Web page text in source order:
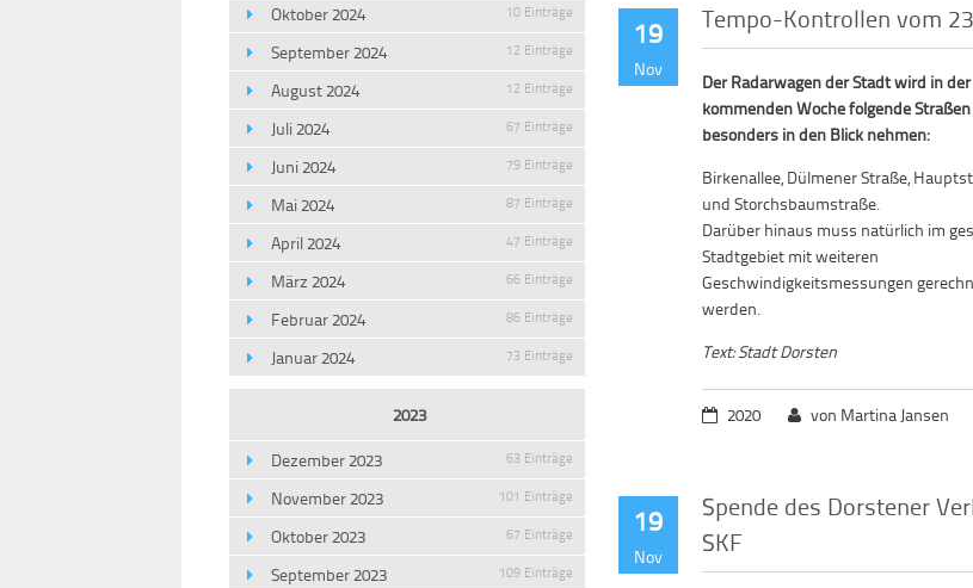
19
Nov
Tempo-Kontrollen vom
Der Radarwagen der Stadt wird in der
kommenden Woche folgende Straßen
besonders in den Blick nehmen:
Birkenallee, Dülmener Straße,
und Storchsbaumstraße.
Darüber hinaus muss natürlich im
Stadtgebiet mit weiteren
Geschwindigkeitsmessungen
werden.
Text: Stadt Dorsten
2020 von Martina Jansen
19
Nov
Spende des Dorstener
SKF
Oktober 2024 10 Einträge
September 2024 12 Einträge
August 2024 12 Einträge
Juli 2024 67 Einträge
Juni 2024 79 Einträge
Mai 2024 87 Einträge
April 2024 47 Einträge
März 2024 66 Einträge
Februar 2024 86 Einträge
Januar 2024 73 Einträge
2023
Dezember 2023
63 Einträge
November 2023 101 Einträge
Oktober 2023 67 Einträge
September 2023 109 Einträge